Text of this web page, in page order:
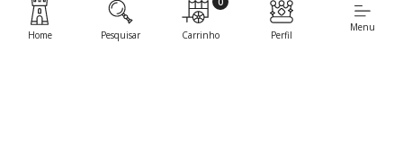
Home Pesquisar Carrinho Perfil
Menu